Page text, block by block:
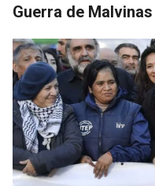
Guerra de Malvinas